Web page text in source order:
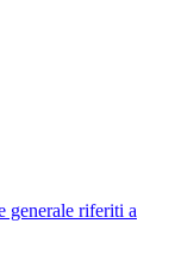
generale riferiti a